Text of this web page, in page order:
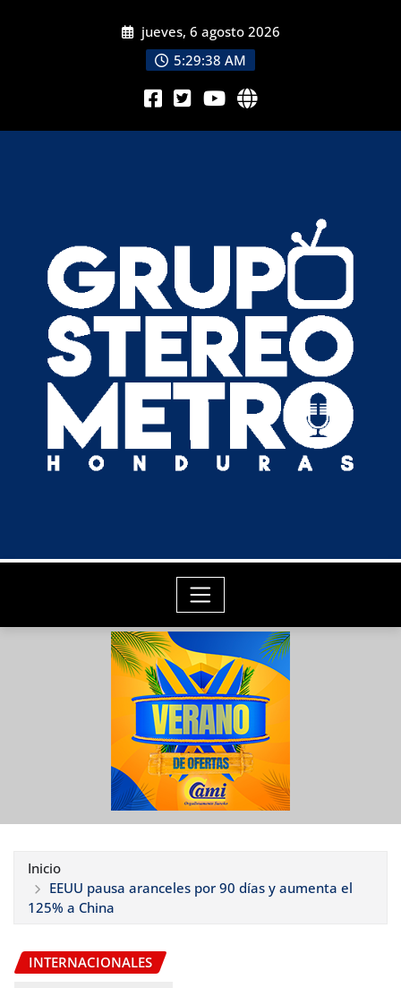
jueves, 6 agosto 2026
5:29:40 AM
Inicio
EEUU pausa aranceles por 90 días y aumenta el
125% a China
INTERNACIONALES